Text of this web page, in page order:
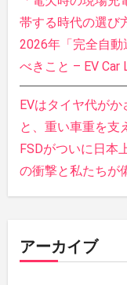
帯する時代の選び
2026年「完全自
べきこと – EV Car
EVはタイヤ代がか
と、重い車重を支
FSDがついに日本
の衝撃と私たちが
アーカイブ